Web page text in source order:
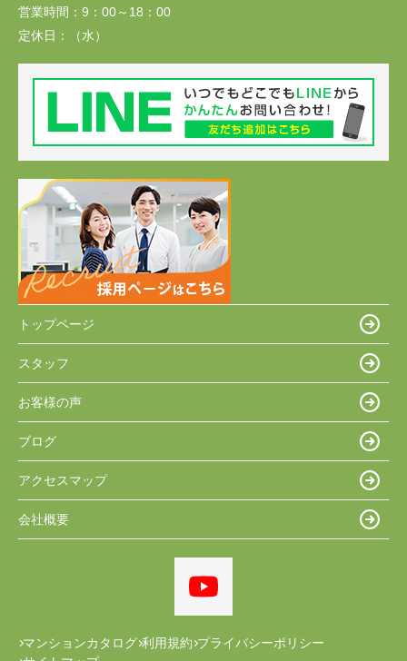
営業時間： 9：00～18：00
定休日：
（水）
トップページ
スタッフ
お客様の声
ブログ
アクセスマップ
会社概要
マンションカタログ 利用規約 プライバシーポリシー